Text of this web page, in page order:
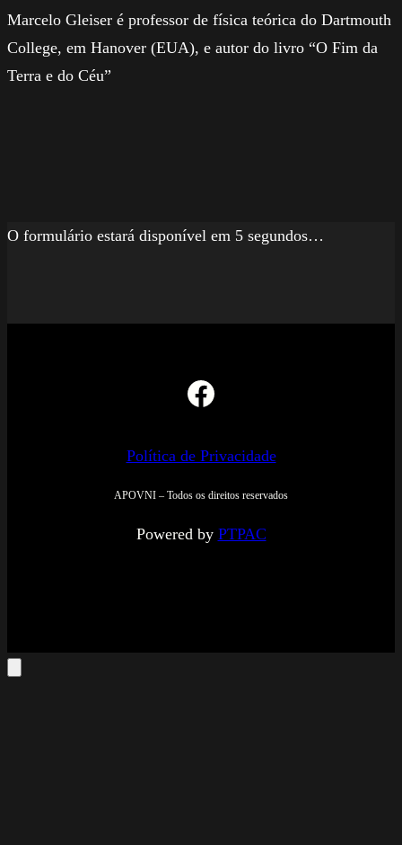
Marcelo Gleiser é professor de física teórica do Dartmouth
College, em Hanover (EUA), e autor do livro “O Fim da
Terra e do Céu”
O formulário estará disponível em 5 segundos…
Facebook
Política de Privacidade
APOVNI – Todos os direitos reservados
Powered by PTPAC